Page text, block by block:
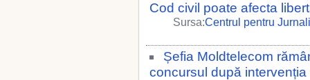
Cod civil poate afecta
Sursa:Centrul pentru
Șefia Moldtelecom
concursul după